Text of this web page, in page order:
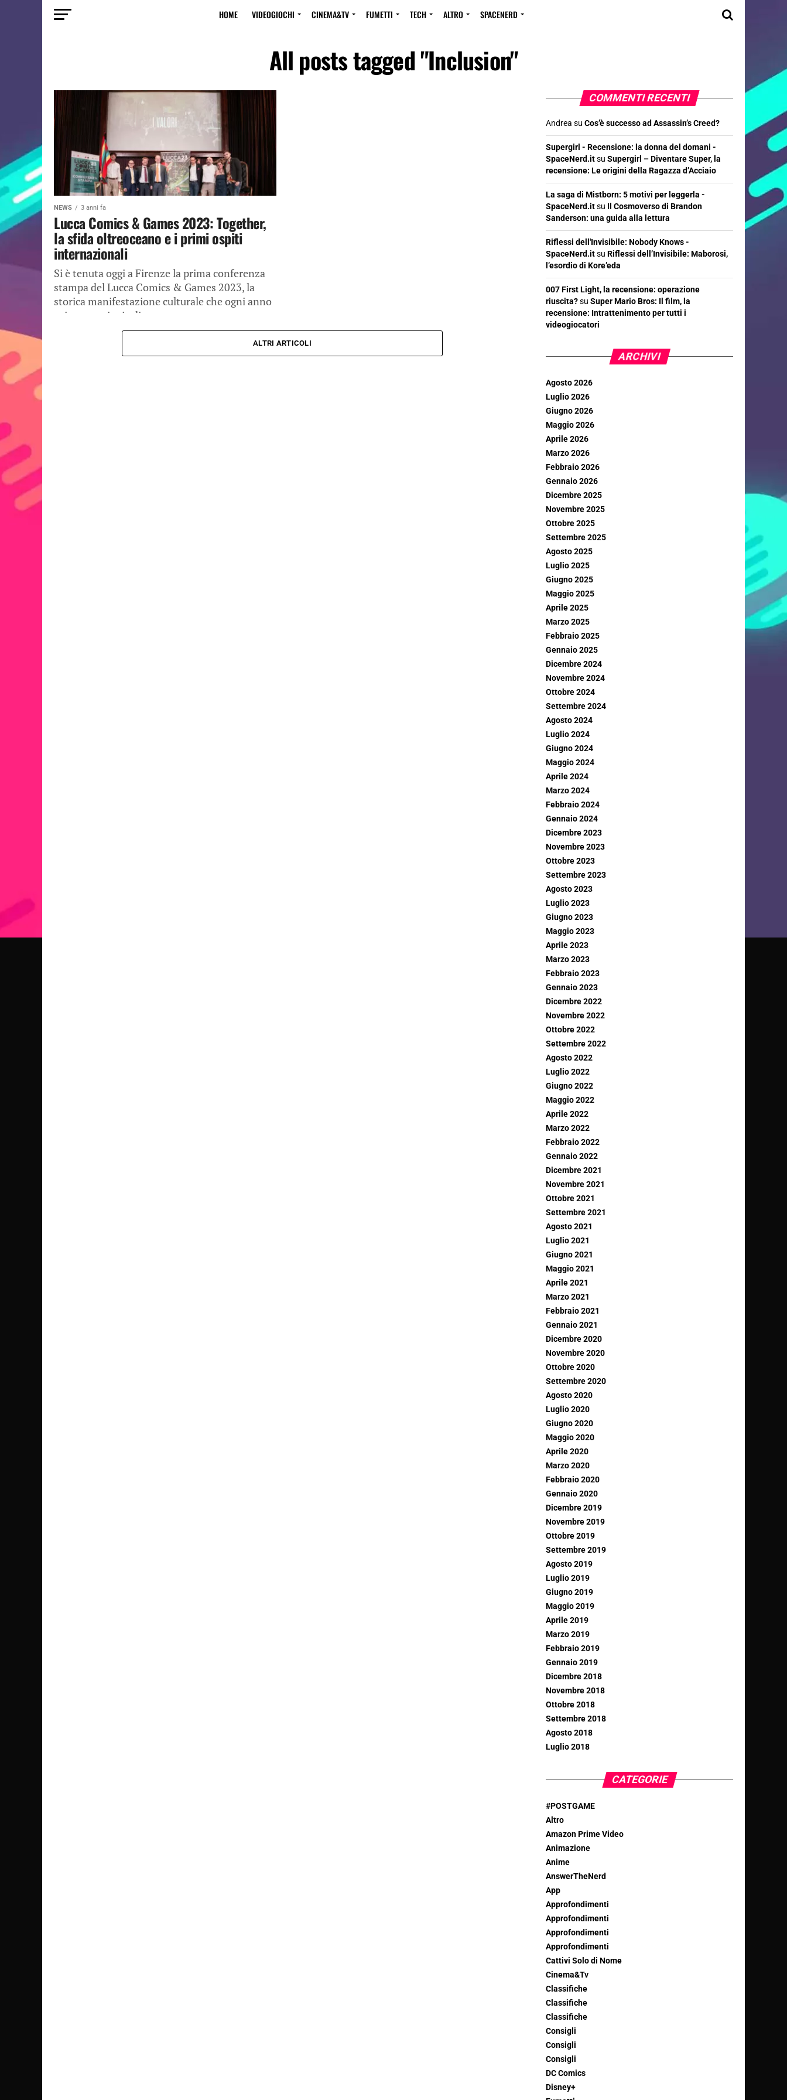
HOME VIDEOGIOCHI CINEMA&TV FUMETTI TECH ALTRO SPACENERD
All posts tagged "Inclusion"
NEWS 3 anni fa
Lucca Comics & Games 2023: Together,
la sfida oltreoceano e i primi ospiti
internazionali
Si è tenuta oggi a Firenze la prima conferenza
stampa del Lucca Comics & Games 2023, la
storica manifestazione culturale che ogni anno
spinge centinaia di...
ALTRI ARTICOLI
COMMENTI RECENTI
Andrea su Cos’è successo ad Assassin’s Creed?
Supergirl - Recensione: la donna del domani -
SpaceNerd.itsu Supergirl – Diventare Super, la
recensione: Le origini della Ragazza d’Acciaio
La saga di Mistborn: 5 motivi per leggerla -
SpaceNerd.itsu Il Cosmoverso di Brandon
Sanderson: una guida alla lettura
Riflessi dell'Invisibile: Nobody Knows -
SpaceNerd.itsu Riflessi dell’Invisibile: Maborosi,
l’esordio di Kore’eda
007 First Light, la recensione: operazione
riuscita?su Super Mario Bros: Il film, la
recensione: Intrattenimento per tutti i
videogiocatori
ARCHIVI
Agosto 2026
Luglio 2026
Giugno 2026
Maggio 2026
Aprile 2026
Marzo 2026
Febbraio 2026
Gennaio 2026
Dicembre 2025
Novembre 2025
Ottobre 2025
Settembre 2025
Agosto 2025
Luglio 2025
Giugno 2025
Maggio 2025
Aprile 2025
Marzo 2025
Febbraio 2025
Gennaio 2025
Dicembre 2024
Novembre 2024
Ottobre 2024
Settembre 2024
Agosto 2024
Luglio 2024
Giugno 2024
Maggio 2024
Aprile 2024
Marzo 2024
Febbraio 2024
Gennaio 2024
Dicembre 2023
Novembre 2023
Ottobre 2023
Settembre 2023
Agosto 2023
Luglio 2023
Giugno 2023
Maggio 2023
Aprile 2023
Marzo 2023
Febbraio 2023
Gennaio 2023
Dicembre 2022
Novembre 2022
Ottobre 2022
Settembre 2022
Agosto 2022
Luglio 2022
Giugno 2022
Maggio 2022
Aprile 2022
Marzo 2022
Febbraio 2022
Gennaio 2022
Dicembre 2021
Novembre 2021
Ottobre 2021
Settembre 2021
Agosto 2021
Luglio 2021
Giugno 2021
Maggio 2021
Aprile 2021
Marzo 2021
Febbraio 2021
Gennaio 2021
Dicembre 2020
Novembre 2020
Ottobre 2020
Settembre 2020
Agosto 2020
Luglio 2020
Giugno 2020
Maggio 2020
Aprile 2020
Marzo 2020
Febbraio 2020
Gennaio 2020
Dicembre 2019
Novembre 2019
Ottobre 2019
Settembre 2019
Agosto 2019
Luglio 2019
Giugno 2019
Maggio 2019
Aprile 2019
Marzo 2019
Febbraio 2019
Gennaio 2019
Dicembre 2018
Novembre 2018
Ottobre 2018
Settembre 2018
Agosto 2018
Luglio 2018
CATEGORIE
#POSTGAME
Altro
Amazon Prime Video
Animazione
Anime
AnswerTheNerd
App
Approfondimenti
Approfondimenti
Approfondimenti
Approfondimenti
Cattivi Solo di Nome
Cinema&Tv
Classifiche
Classifiche
Classifiche
Consigli
Consigli
Consigli
DC Comics
Disney+